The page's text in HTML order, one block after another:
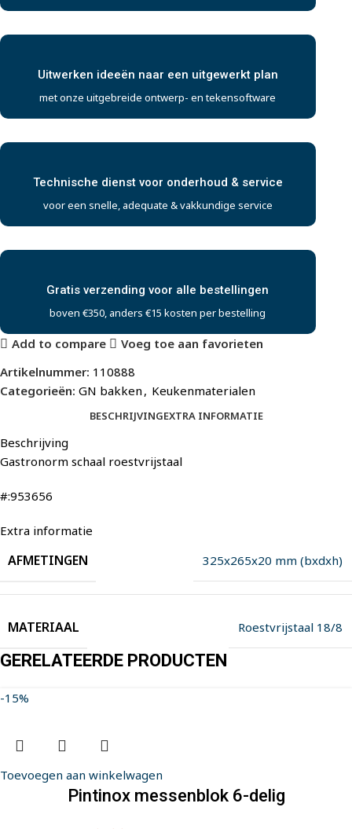
Uitwerken ideeën naar een uitgewerkt plan
met onze uitgebreide ontwerp- en tekensoftware
Technische dienst voor onderhoud & service
voor een snelle, adequate & vakkundige service
Gratis verzending voor alle bestellingen
boven €350, anders €15 kosten per bestelling
Add to compare
Voeg toe aan favorieten
Artikelnummer: 110888
Categorieën: GN bakken , Keukenmaterialen
BESCHRIJVINGEXTRA INFORMATIE
Beschrijving
Gastronorm schaal roestvrijstaal
#:953656
Extra informatie
AFMETINGEN 325x265x20 mm (bxdxh)
MATERIAAL Roestvrijstaal 18/8
GERELATEERDE PRODUCTEN
-15%
Toevoegen aan winkelwagen
Pintinox messenblok 6-delig